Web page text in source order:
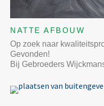
NATTE AFBOUW
Op zoek naar
Gevonden!
Bij Gebroeders